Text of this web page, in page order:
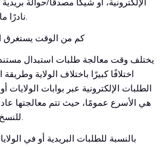
الإلكترونية، أو شيكًا مصدقًا/حوالة
نادرًا ما تُقبل الشيكات الشخصية.
كم من الوقت يستغرق
يختلف وقت معالجة طلبات استبدال
الطلبات الإلكترونية عبر بوابات
هي الأسرع عمومًا، حيث تتم معالجتها
للنسخ الرقمية ثم تُرسل بالبريد.
بالنسبة للطلبات البريدية أو في